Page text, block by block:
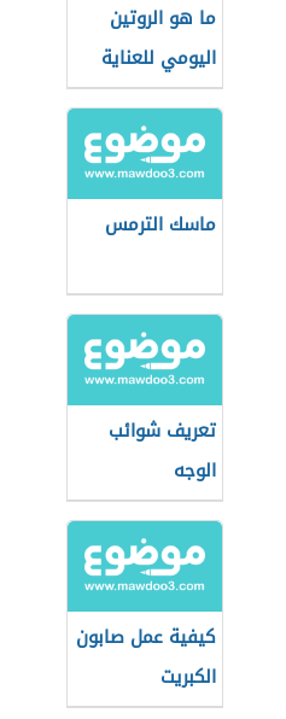
ما هو الروتين
اليومي للعناية
بالبشرة
ماسك الترمس
تعريف شوائب
الوجه
كيفية عمل صابون
الكبريت